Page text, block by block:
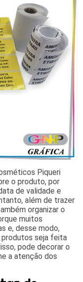
Piqueri
o produto, por
de validade e
além de trazer
organizar o
muitos
e, desse modo,
seja feita
pode decorar o
a atenção dos